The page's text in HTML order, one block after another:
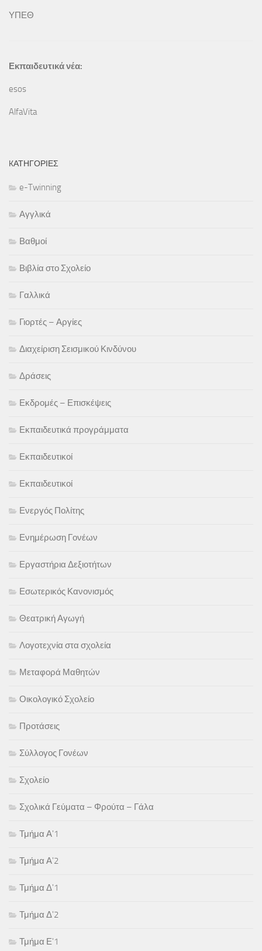
ΥΠΕΘ
Εκπαιδευτικά νέα:
esos
AlfaVita
KΑΤΗΓΟΡΊΕΣ
e-Twinning
Αγγλικά
Βαθμοί
Βιβλία στο Σχολείο
Γαλλικά
Γιορτές – Αργίες
Διαχείριση Σεισμικού Κινδύνου
Δράσεις
Εκδρομές – Επισκέψεις
Εκπαιδευτικά προγράμματα
Εκπαιδευτικοί
Εκπαιδευτικοί
Ενεργός Πολίτης
Ενημέρωση Γονέων
Εργαστήρια Δεξιοτήτων
Εσωτερικός Κανονισμός
Θεατρική Αγωγή
Λογοτεχνία στα σχολεία
Μεταφορά Μαθητών
Οικολογικό Σχολείο
Προτάσεις
Σύλλογος Γονέων
Σχολείο
Σχολικά Γεύματα – Φρούτα – Γάλα
Τμήμα Α'1
Τμήμα Α'2
Τμήμα Δ'1
Τμήμα Δ'2
Τμήμα Ε'1